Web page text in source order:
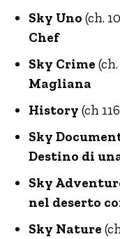
Sky Uno (ch.
Chef
Sky Crime
Magliana
History (ch
Sky
Destino di
Sky
nel deserto
Sky Nature